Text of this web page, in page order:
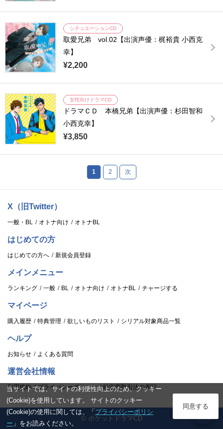
シチュエーションCD
取愛兄弟 vol.02【出演声優：梶裕貴 小西克
幸】
¥2,200
女性向けドラマCD
ドラマＣＤ 本橋兄弟【出演声優：杉田智和
小西克幸】
¥3,850
1 2 次
X（旧Twitter）
一般・BL オトナ向け オトナBL
はじめての方
はじめての方へ 新規会員登録
メインメニュー
ランキング 一般 BL オトナ向け オトナBL チャージする
マイページ
購入履歴 特典管理 欲しいものリスト シリアル対象商品一覧
ヘルプ
お知らせ よくある質問
運営会社情報
利用規約 プライバシーポリシー 特定商取引法の表記
© ポケットドラマCD
当サイトでは、サイトの利便性向上のため、クッキー
(Cookie)を使用しています。 サイトのクッキー
(Cookie)の使用に関しては、「 プライバシーポリシ
ー 」をお読みください。
同意する